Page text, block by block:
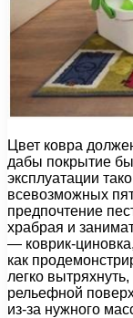
Цвет ковра
дабы покрытие
эксплуатации
всевозможных
предпочтение
храбрая и
— коврик-
как
легко
рельефной
из-за нужного